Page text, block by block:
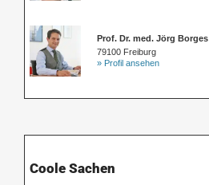
Prof. Dr. med. Jörg Borges
79100 Freiburg
» Profil ansehen
Coole Sachen